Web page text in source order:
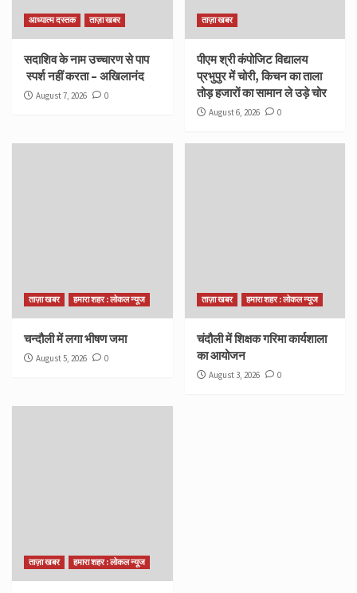
आध्यात्म दस्तक ताज़ा खबर
सदाशिव के नाम उच्चारण से पाप
स्पर्श नहीं करता – अखिलानंद
August 7, 2026 0
ताज़ा खबर
पीएम श्री कंपोजिट विद्यालय
प्रभुपुर में चोरी, किचन का ताला
तोड़ हजारों का सामान ले उड़े चोर
August 6, 2026 0
ताज़ा खबर हमारा शहर : लोकल न्यूज
चन्दौली में लगा भीषण जमा
August 5, 2026 0
ताज़ा खबर हमारा शहर : लोकल न्यूज
चंदौली में शिक्षक गरिमा कार्यशाला
का आयोजन
August 3, 2026 0
ताज़ा खबर हमारा शहर : लोकल न्यूज